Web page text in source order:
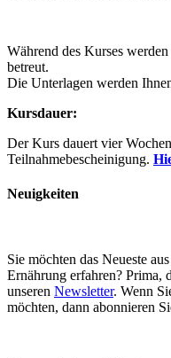
Während des Kurses
betreut.
Die Unterlagen werden
Kursdauer:
Der Kurs dauert vier
Teilnahmebescheinigung.
Neuigkeiten
Sie möchten das Neueste
Ernährung erfahren? Prima,
unseren Newsletter. Wenn
möchten, dann abonnieren